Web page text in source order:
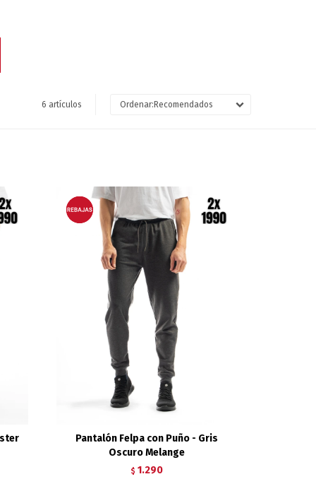
6 artículos Recomendados
Pantalón Felpa con Puño - Gris
Oscuro Melange
$ 1.290